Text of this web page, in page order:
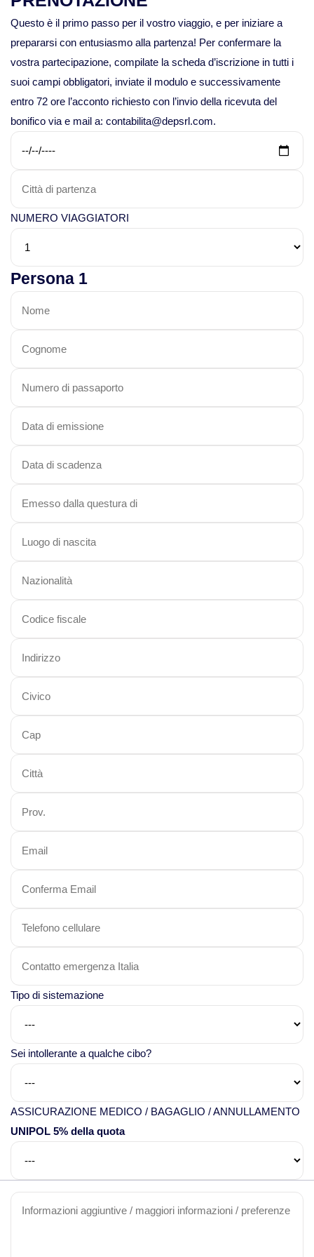
Viaggi in Mauritania
Viaggi in Mauritius
Viaggi in Mozambico e Kruger
Viaggi in Senegal
Viaggi in Zanzibar
Viaggi in Kenya
Viaggi in Corea del Sud
Viaggi in Filippine
Viaggi in Indonesia
Viaggi in Kazakistan
Viaggi in Kirghizistan
Viaggi in Maldive
Viaggi in Malesia
Viaggi in Mongolia
Viaggi in Nepal Tibet Bhutan
Viaggi in Sri Lanka
Viaggi in Tajikistan
Viaggi in Thailandia
Viaggi in Cina
Viaggi in India
Viaggi in Laos
Viaggi in Turchia
Questo è il primo passo per il vostro viaggio, e per iniziare a
prepararsi con entusiasmo alla partenza! Per confermare la
vostra partecipazione, compilate la scheda d’iscrizione in tutti i
suoi campi obbligatori, inviate il modulo e successivamente
entro 72 ore l’acconto richiesto con l’invio della ricevuta del
bonifico via e mail a: contabilita@depsrl.com.
NUMERO VIAGGIATORI
Persona 1
Tipo di sistemazione
Sei intollerante a qualche cibo?
ASSICURAZIONE MEDICO / BAGAGLIO / ANNULLAMENTO
UNIPOL 5% della quota